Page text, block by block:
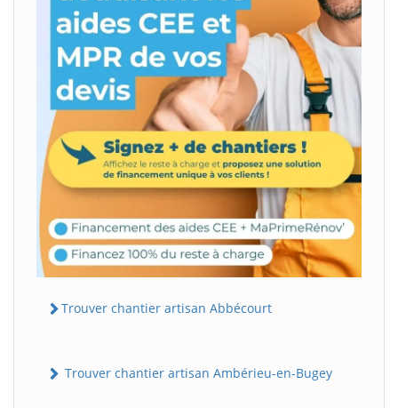
Trouver chantier artisan Abbécourt
Trouver chantier artisan Ambérieu-en-Bugey